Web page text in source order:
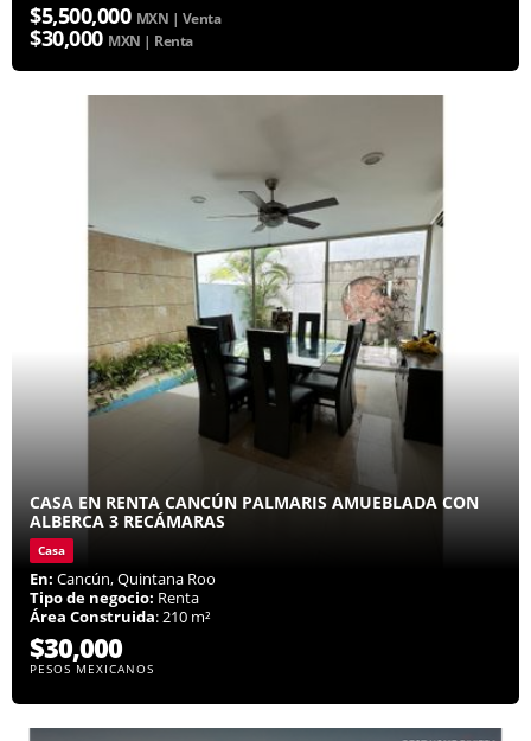
$5,500,000 MXN | Venta
$30,000 MXN | Renta
CASA EN RENTA CANCÚN PALMARIS AMUEBLADA CON
ALBERCA 3 RECÁMARAS
Casa
En: Cancún, Quintana Roo
Tipo de negocio: Renta
Área Construida: 210 m²
$30,000
PESOS MEXICANOS